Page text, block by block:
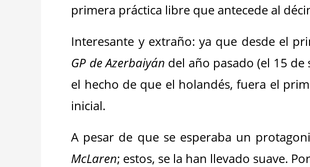
primera práctica libre que antecede al
Interesante y extraño: ya que desde el
GP de Azerbaiyán del año pasado (el 15
el hecho de que el holandés, fuera el
inicial.
A pesar de que se esperaba un
McLaren; estos, se la han llevado suave.